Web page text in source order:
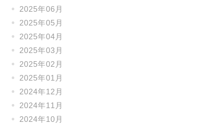
2025年06月
2025年05月
2025年04月
2025年03月
2025年02月
2025年01月
2024年12月
2024年11月
2024年10月